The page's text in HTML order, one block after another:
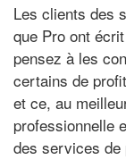
Les clients des
que Pro ont
pensez à les
certains de
et ce, au
professionnelle
des services de